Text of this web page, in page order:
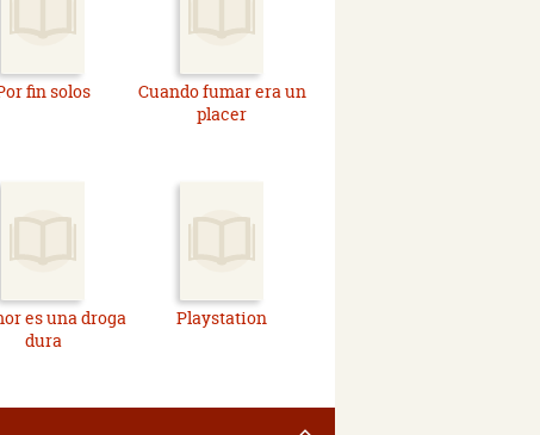
fin solos
Cuando fumar era un
placer
es una droga
dura
Playstation